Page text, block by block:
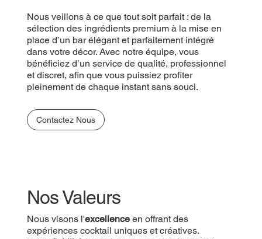
Nous veillons à ce que tout soit parfait : de la
sélection des ingrédients premium à la mise en
place d’un bar élégant et parfaitement intégré
dans votre décor. Avec notre équipe, vous
bénéficiez d’un service de qualité, professionnel
et discret, afin que vous puissiez profiter
pleinement de chaque instant sans souci.
Contactez Nous
Nos Valeurs
Nous visons l'excellenceen offrant des
expériences cocktail uniques et créatives.